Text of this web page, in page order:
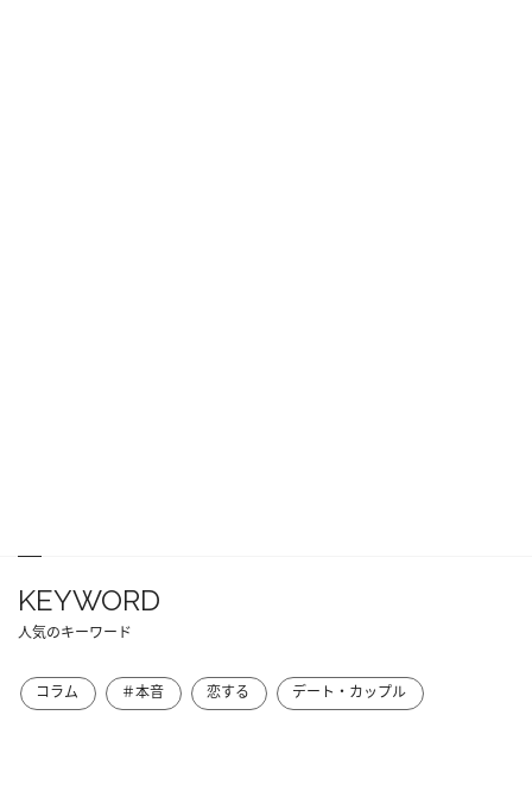
KEYWORD
人気のキーワード
コラム ＃本音 恋する デート・カップル